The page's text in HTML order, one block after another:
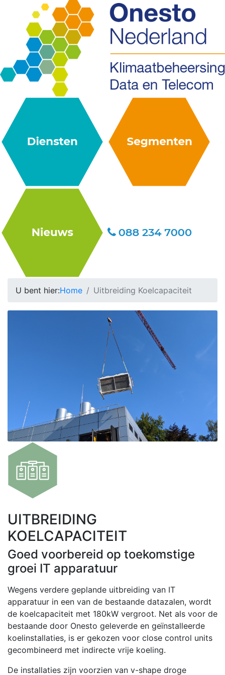
U bent hier:Home Uitbreiding Koelcapaciteit
UITBREIDING
KOELCAPACITEIT
Goed voorbereid op toekomstige
groei IT apparatuur
Wegens verdere geplande uitbreiding van IT
apparatuur in een van de bestaande datazalen, wordt
de koelcapaciteit met 180kW vergroot. Net als voor de
bestaande door Onesto geleverde en geïnstalleerde
koelinstallaties, is er gekozen voor close control units
gecombineerd met indirecte vrije koeling.
De installaties zijn voorzien van v-shape droge